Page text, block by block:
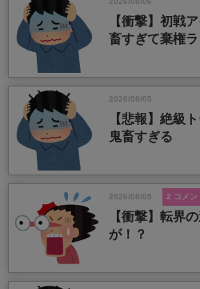
【衝撃】初戦
畜すぎて棄権
2026/08/05
【悲報】絶級
鬼畜すぎる
2026/08/05 2 コメン
【衝撃】転界
が！？